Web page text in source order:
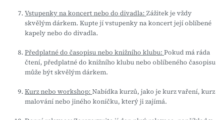
Vstupenky na koncert nebo do divadla: Zážitek je vždy
skvělým dárkem. Kupte jí vstupenky na koncert její oblíbené
kapely nebo do divadla.
Předplatné do časopisu nebo knižního klubu: Pokud má ráda
čtení, předplatné do knižního klubu nebo oblíbeného časopisu
může být skvělým dárkem.
Kurz nebo workshop: Nabídka kurzů, jako je kurz vaření, kurz
malování nebo jiného koníčku, který ji zajímá.